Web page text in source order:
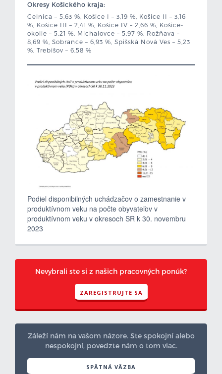
Okresy Košického kraja:
Gelnica – 5,63 %, Košice I – 3,19 %, Košice II – 3,16
%, Košice III – 2,41 %, Košice IV – 2,66 %, Košice-
okolie – 5,21 %, Michalovce – 5,97 %, Rožňava –
8,69 %, Sobrance – 6,93 %, Spišská Nová Ves – 5,23
%, Trebišov – 6,58 %
Podiel disponibilných uchádzačov o zamestnanie v
produktívnom veku na počte obyvateľov v
produktívnom veku v okresoch SR k 30. novembru
2023
Nevybrali ste si z našich pracovných ponúk?
ZAREGISTRUJTE SA
Záleží nám na vašom názore. Ste spokojní alebo
nespokojní, povedzte nám o tom viac.
SPÄTNÁ VÄZBA